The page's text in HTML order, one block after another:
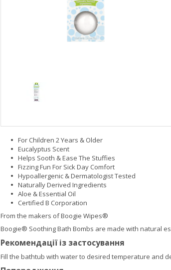
For Children 2 Years & Older
Eucalyptus Scent
Helps Sooth & Ease The Stuffies
Fizzing Fun For Sick Day Comfort
Hypoallergenic & Dermatologist Tested
Naturally Derived Ingredients
Aloe & Essential Oil
Certified B Corporation
From the makers of Boogie Wipes®
Boogie® Soothing Bath Bombs are made with natural
Рекомендації із застосування
Fill the bathtub with water to desired temperature and